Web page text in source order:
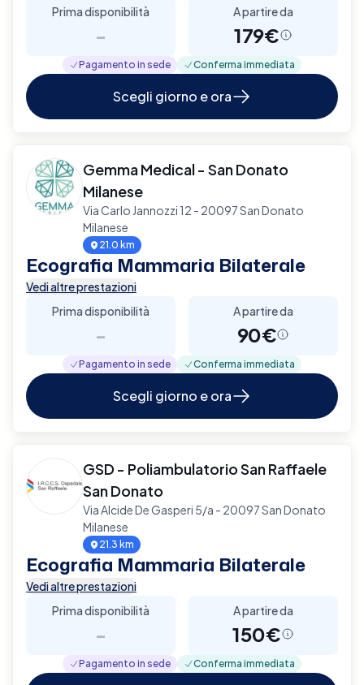
Prima disponibilità
-
A partire da
179€
Pagamento in sede Conferma immediata
Scegli giorno e ora
Gemma Medical - San Donato
Milanese
Via Carlo Jannozzi 12 - 20097 San Donato
Milanese
21.0 km
Ecografia Mammaria Bilaterale
Vedi altre prestazioni
Prima disponibilità
-
A partire da
90€
Pagamento in sede Conferma immediata
Scegli giorno e ora
GSD - Poliambulatorio San Raffaele
San Donato
Via Alcide De Gasperi 5/a - 20097 San Donato
Milanese
21.3 km
Ecografia Mammaria Bilaterale
Vedi altre prestazioni
Prima disponibilità
-
A partire da
150€
Pagamento in sede Conferma immediata